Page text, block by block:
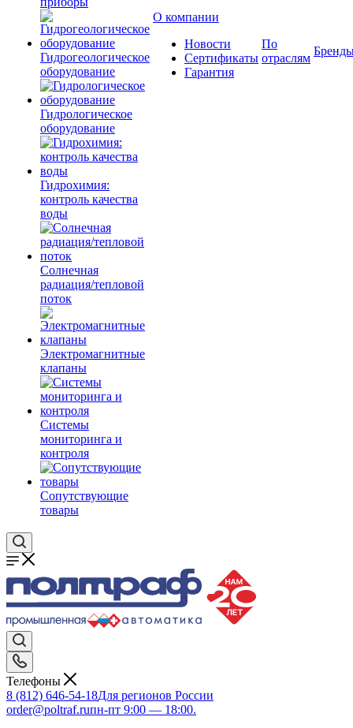
Гидрогеологическое
оборудование
Гидрологическое
оборудование
Гидрохимия:
контроль качества
воды
Солнечная
радиация/тепловой
поток
Электромагнитные
клапаны
Системы
мониторинга и
контроля
Сопутствующие
товары
О компании
Новости
Сертификаты
Гарантия
По
отраслям
Телефоны
8 (812) 646-54-18Для регионов России
order@poltraf.ruпн-пт 9:00 — 18:00.